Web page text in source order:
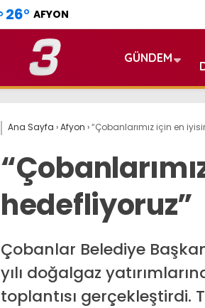
26° AFYON
GÜNDEM
Ana Sayfa ›Afyon ›“Çobanlarımız için en
hedefliyoruz”
Çobanlar Belediye
yılı doğalgaz
toplantısı gerçekleştirdi.